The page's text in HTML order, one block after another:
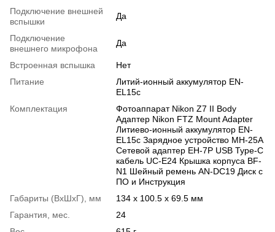
Подключение внешней
вспышки
Да
Подключение
внешнего микрофона
Да
Встроенная вспышка
Нет
Питание
Литий-ионный аккумулятор EN-
EL15c
Комплектация
Фотоаппарат Nikon Z7 II Body
Адаптер Nikon FTZ Mount Adapter
Литиево-ионный аккумулятор EN-
EL15c Зарядное устройство MH-25A
Сетевой адаптер EH-7P USB Type-C
кабель UC-E24 Крышка корпуса BF-
N1 Шейный ремень AN-DC19 Диск с
ПО и Инструкция
Габариты (ВхШхГ), мм
134 x 100.5 x 69.5 мм
Гарантия, мес.
24